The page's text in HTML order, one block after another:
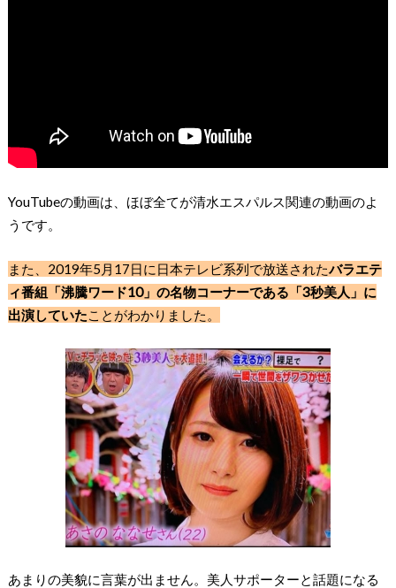
YouTubeの動画は、ほぼ全てが清水エスパルス関連の動画のよ
うです。
また、2019年5月17日に日本テレビ系列で放送されたバラエテ
ィ番組「沸騰ワード10」の名物コーナーである「3秒美人」に
出演していたことがわかりました。
あまりの美貌に言葉が出ません。美人サポーターと話題になる